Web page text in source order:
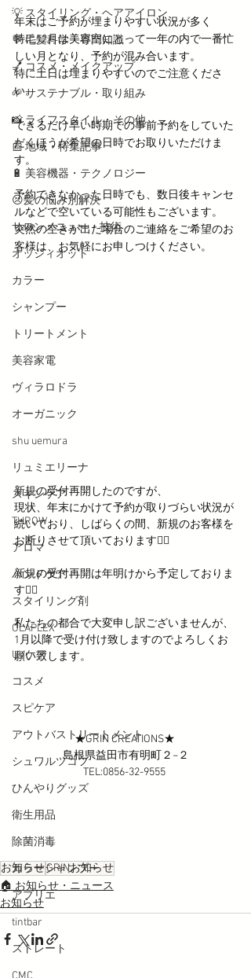
💡 スタイリング・ヘアアイロン
💬 毛髪科学・専門知識
💅 コスメ・メイクアップ
🌱 サステナブル・取り組み
📸 ライフスタイル・その他
📰 地域・特集記事
🔋 美容機器・テクノロジー
😣髪の悩み別解決
サロンメニュー・技術
オッジィオット
カラー
シャンプー
トリートメント
美容家電
ヴィラロドラ
オーガニック
shu uemura
リュミエリーナ
スキンケア
THROW
アロマ
ハンドケア
スタイリング剤
OLAPLEX
UVケア
コスメ
スピケア
アウトバストリートメント
シュワルツコフ
ひんやりグッズ
衛生用品
除菌消毒
カラーシャンプー
アプリエ
tintbar
ストレート
年末はご予約が埋まりやすい状況が多く
特に12月は美容室にとって一年の内で一番忙
しい月となり、予約が混み合います。
特に土日は埋まりやすいのでご注意くださ
い。
できるだけ早い時期での事前予約をしていた
だくほうが希望の日時でお取りいただけま
す。
予約できなかった日時でも、数日後キャンセ
ルなどで空いている可能性もございます。
突然の空きが出た場合のご連絡をご希望のお
客様は、お気軽にお申しつけください。
新規の受付再開したのですが、
現状、年末にかけて予約が取りづらい状況が
続いており、しばらくの間、新規のお客様を
お断りさせて頂いております🙇‍♂️
新規の受付再開は年明けから予定しておりま
す🙇‍♂️
私たちの都合で大変申し訳ございませんが、
1月以降で受け付け致しますのでよろしくお
願い致します。
★GRIN CREATIONS★
島根県益田市有明町２−２
TEL:0856-32-9555
お知らせGRINお知らせ
🏠 お知らせ・ニュース
お知らせ